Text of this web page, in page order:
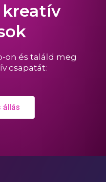
kreatív
on és találd meg
csapatát:
állás